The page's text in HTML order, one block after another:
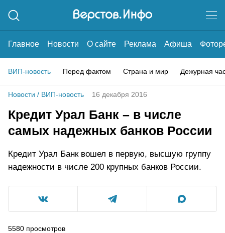
Главное Новости О сайте Реклама Афиша
ВИП-новость Перед фактом Страна и мир Дежурная
Новости / ВИП-новость 16 декабря 2016
Кредит Урал Банк – в числе
самых надежных банков России
Кредит Урал Банк вошел в первую, высшую группу
надежности в числе 200 крупных банков России.
5580 просмотров